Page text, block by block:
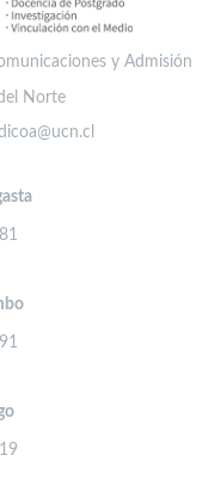
y Admisión
Norte